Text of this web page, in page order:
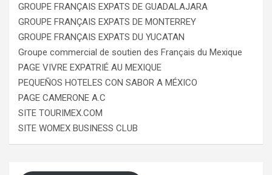
GROUPE FRANÇAIS EXPATS DE GUADALAJARA
GROUPE FRANÇAIS EXPATS DE MONTERREY
GROUPE FRANÇAIS EXPATS DU YUCATAN
Groupe commercial de soutien des Français du Mexique
PAGE VIVRE EXPATRIÉ AU MEXIQUE
PEQUEÑOS HOTELES CON SABOR A MÉXICO
PAGE CAMERONE A.C
SITE TOURIMEX.COM
SITE WOMEX BUSINESS CLUB